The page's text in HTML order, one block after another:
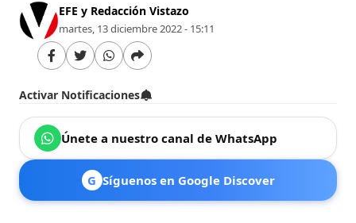
EFE y Redacción Vistazo
martes, 13 diciembre 2022 - 15:11
Activar Notificaciones
Únete a nuestro canal de WhatsApp
G Síguenos en Google Discover